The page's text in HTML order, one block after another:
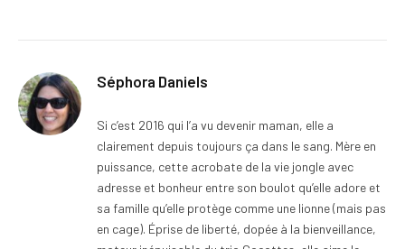
Séphora Daniels
Si c’est 2016 qui l’a vu devenir maman, elle a
clairement depuis toujours ça dans le sang. Mère en
puissance, cette acrobate de la vie jongle avec
adresse et bonheur entre son boulot qu’elle adore et
sa famille qu’elle protège comme une lionne (mais pas
en cage). Éprise de liberté, dopée à la bienveillance,